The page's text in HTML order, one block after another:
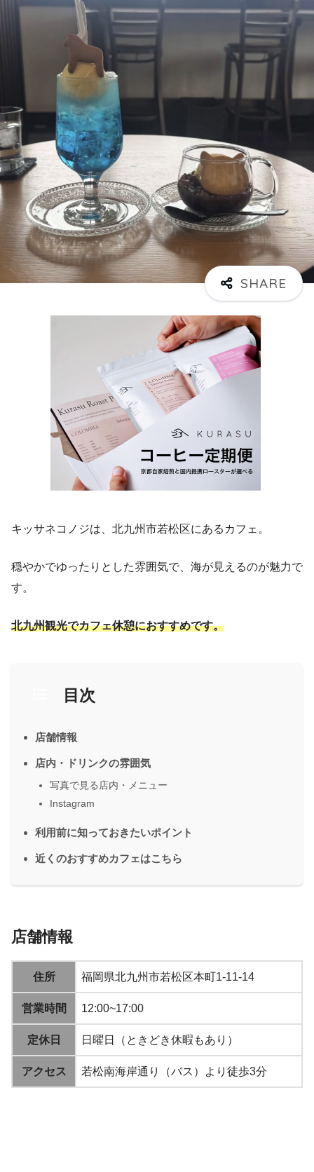
キッサネコノジは、北九州市若松区にあるカフェ。
穏やかでゆったりとした雰囲気で、海が見えるのが魅力で
す。
北九州観光でカフェ休憩におすすめです。
目次
店舗情報
店内・ドリンクの雰囲気
写真で見る店内・メニュー
Instagram
利用前に知っておきたいポイント
近くのおすすめカフェはこちら
店舗情報
住所 福岡県北九州市若松区本町1-11-14
営業時間 12:00~17:00
定休日 日曜日（ときどき休暇もあり）
アクセス 若松南海岸通り（バス）より徒歩3分